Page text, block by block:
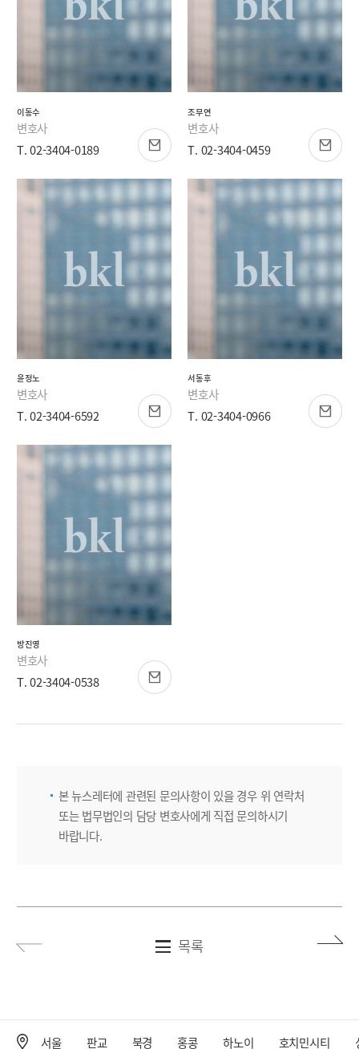
이동수
변호사
T. 02-3404-0189
조무연
변호사
T. 02-3404-0459
윤정노
변호사
T. 02-3404-6592
서동후
변호사
T. 02-3404-0966
방진영
변호사
T. 02-3404-0538
본 뉴스레터에 관련된 문의사항이 있을 경우 위 연락처
또는 법무법인의 담당 변호사에게 직접 문의하시기
바랍니다.
목록
서울 판교 북경 홍콩 하노이 호치민시티